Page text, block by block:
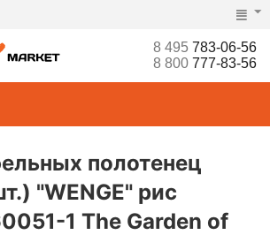
8 495783-06-56
8 800777-83-56
полотенец
"WENGE" рис
1 The Garden of